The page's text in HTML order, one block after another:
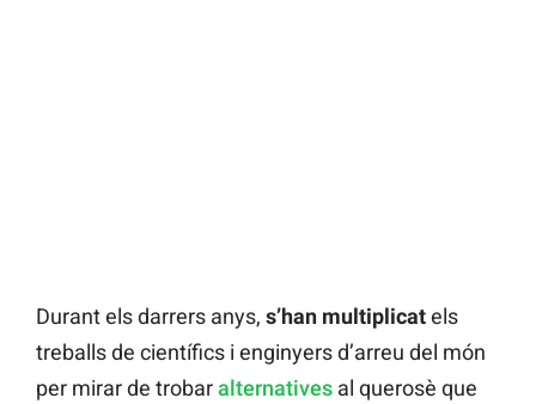
Durant els darrers anys, s’han multiplicatels
treballs de científics i enginyers d’arreu del món
per mirar de trobaralternatives al querosè que